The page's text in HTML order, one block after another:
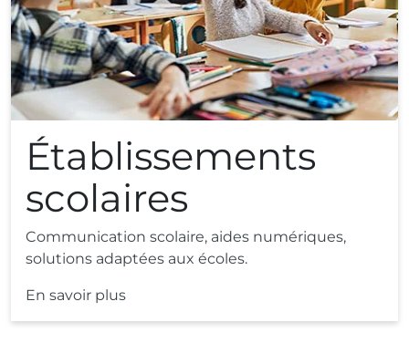
Établissements
scolaires
Communication scolaire, aides numériques,
solutions adaptées aux écoles.
En savoir plus